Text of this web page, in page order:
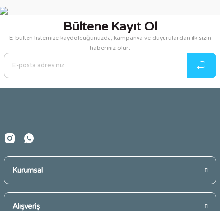
Bültene Kayıt Ol
E-bülten listemize kaydolduğunuzda, kampanya ve duyurulardan ilk sizin
haberiniz olur.
Kurumsal
Alışveriş